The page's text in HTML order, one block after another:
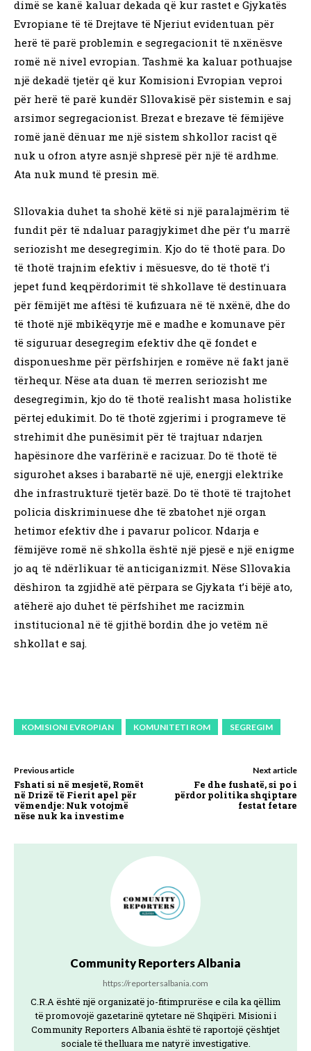
dimë se kanë kaluar dekada që kur rastet e Gjykatës
Evropiane të të Drejtave të Njeriut evidentuan për
herë të parë problemin e segregacionit të nxënësve
romë në nivel evropian. Tashmë ka kaluar pothuajse
një dekadë tjetër që kur Komisioni Evropian veproi
për herë të parë kundër Sllovakisë për sistemin e saj
arsimor segregacionist. Brezat e brezave të fëmijëve
romë janë dënuar me një sistem shkollor racist që
nuk u ofron atyre asnjë shpresë për një të ardhme.
Ata nuk mund të presin më.
Sllovakia duhet ta shohë këtë si një paralajmërim të
fundit për të ndaluar paragjykimet dhe për t’u marrë
seriozisht me desegregimin. Kjo do të thotë para. Do
të thotë trajnim efektiv i mësuesve, do të thotë t’i
jepet fund keqpërdorimit të shkollave të destinuara
për fëmijët me aftësi të kufizuara në të nxënë, dhe do
të thotë një mbikëqyrje më e madhe e komunave për
të siguruar desegregim efektiv dhe që fondet e
disponueshme për përfshirjen e romëve në fakt janë
tërhequr. Nëse ata duan të merren seriozisht me
desegregimin, kjo do të thotë realisht masa holistike
përtej edukimit. Do të thotë zgjerimi i programeve të
strehimit dhe punësimit për të trajtuar ndarjen
hapësinore dhe varfërinë e racizuar. Do të thotë të
sigurohet akses i barabartë në ujë, energji elektrike
dhe infrastrukturë tjetër bazë. Do të thotë të trajtohet
policia diskriminuese dhe të zbatohet një organ
hetimor efektiv dhe i pavarur policor. Ndarja e
fëmijëve romë në shkolla është një pjesë e një enigme
jo aq të ndërlikuar të anticiganizmit. Nëse Sllovakia
dëshiron ta zgjidhë atë përpara se Gjykata t’i bëjë ato,
atëherë ajo duhet të përfshihet me racizmin
institucional në të gjithë bordin dhe jo vetëm në
shkollat e saj.
KOMISIONI EVROPIAN KOMUNITETI ROM SEGREGIM
Previous article
Fshati si në mesjetë, Romët
në Drizë të Fierit apel për
vëmendje: Nuk votojmë
nëse nuk ka investime
Next article
Fe dhe fushatë, si po i
përdor politika shqiptare
festat fetare
Community Reporters Albania
https://reportersalbania.com
C.R.A është një organizatë jo-fitimprurëse e cila ka qëllim
të promovojë gazetarinë qytetare në Shqipëri. Misioni i
Community Reporters Albania është të raportojë çështjet
sociale të thelluara me natyrë investigative.